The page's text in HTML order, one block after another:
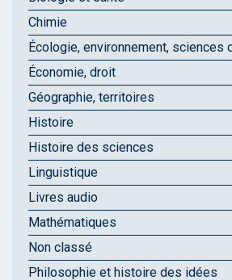
Chimie
Écologie, environnement, sciences
Économie, droit
Géographie, territoires
Histoire
Histoire des sciences
Linguistique
Livres audio
Mathématiques
Non classé
Philosophie et histoire des idées